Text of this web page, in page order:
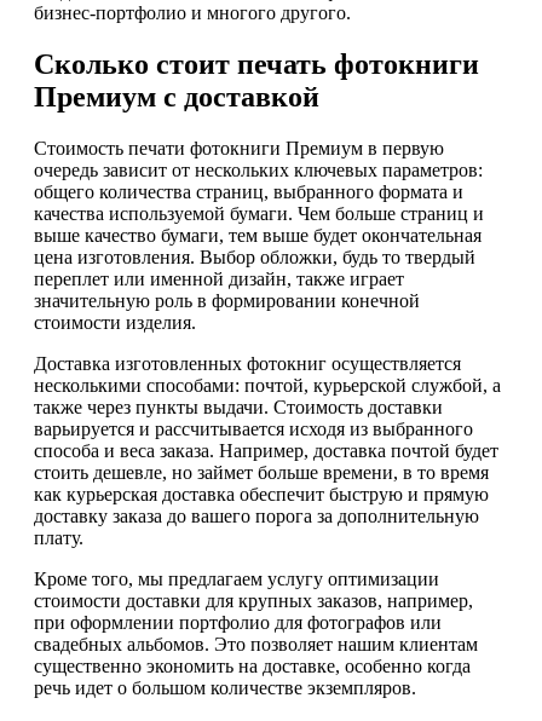
бизнес-портфолио и многого другого.
Сколько стоит печать фотокниги
Премиум с доставкой
Стоимость печати фотокниги Премиум в первую
очередь зависит от нескольких ключевых параметров:
общего количества страниц, выбранного формата и
качества используемой бумаги. Чем больше страниц и
выше качество бумаги, тем выше будет окончательная
цена изготовления. Выбор обложки, будь то твердый
переплет или именной дизайн, также играет
значительную роль в формировании конечной
стоимости изделия.
Доставка изготовленных фотокниг осуществляется
несколькими способами: почтой, курьерской службой, а
также через пункты выдачи. Стоимость доставки
варьируется и рассчитывается исходя из выбранного
способа и веса заказа. Например, доставка почтой будет
стоить дешевле, но займет больше времени, в то время
как курьерская доставка обеспечит быструю и прямую
доставку заказа до вашего порога за дополнительную
плату.
Кроме того, мы предлагаем услугу оптимизации
стоимости доставки для крупных заказов, например,
при оформлении портфолио для фотографов или
свадебных альбомов. Это позволяет нашим клиентам
существенно экономить на доставке, особенно когда
речь идет о большом количестве экземпляров.